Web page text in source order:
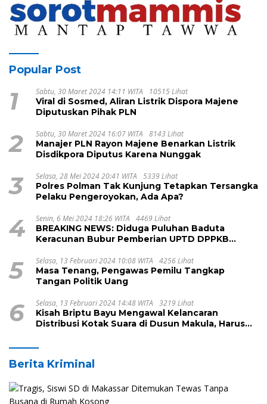
Popular Post
1 Sabtu, 30 Maret 2024 14:11 WITA 10515 Lihat
Viral di Sosmed, Aliran Listrik Dispora Majene
Diputuskan Pihak PLN
2 Sabtu, 30 Maret 2024 16:07 WITA 8143 Lihat
Manajer PLN Rayon Majene Benarkan Listrik
Disdikpora Diputus Karena Nunggak
3 Selasa, 28 Mei 2024 20:41 WITA 5339 Lihat
Polres Polman Tak Kunjung Tetapkan Tersangka
Pelaku Pengeroyokan, Ada Apa?
4 Senin, 6 Mei 2024 18:26 WITA 4469 Lihat
BREAKING NEWS: Diduga Puluhan Baduta
Keracunan Bubur Pemberian UPTD DPPKB
5 Selasa, 13 Februari 2024 10:08 WITA 4256 Lihat
Masa Tenang, Pengawas Pemilu Tangkap
Tangan Politik Uang
6 Selasa, 13 Februari 2024 14:48 WITA 3219 Lihat
Kisah Briptu Bayu Mengawal Kelancaran
Distribusi Kotak Suara di Dusun Makula, Harus
Berita Kriminal